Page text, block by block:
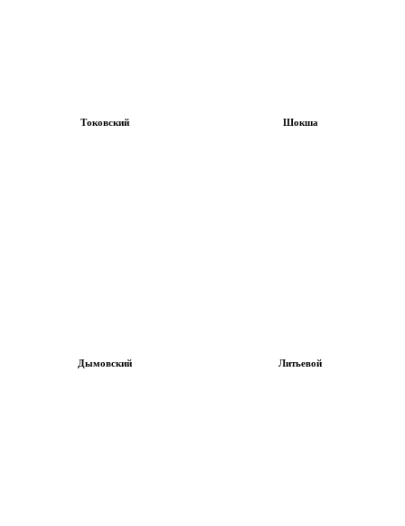
Токовский Шокша
Дымовский Литьевой